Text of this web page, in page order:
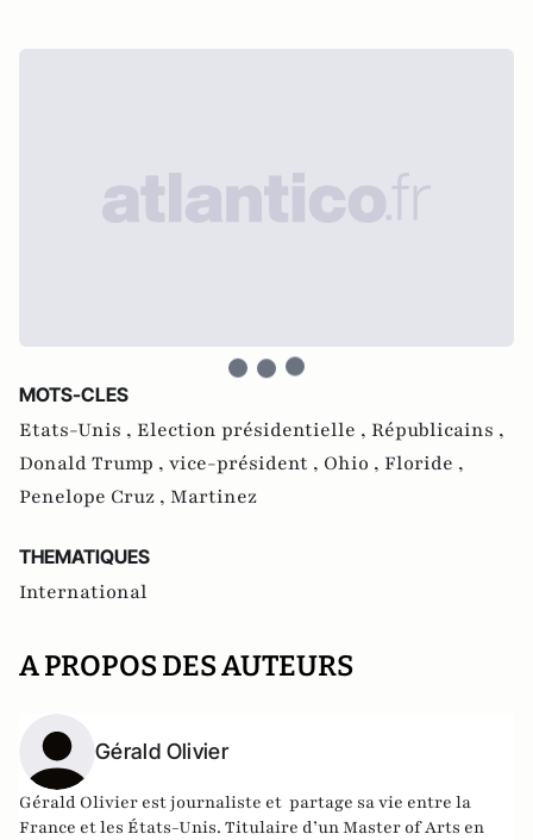
MOTS-CLES
Etats-Unis , Election présidentielle , Républicains ,
Donald Trump , vice-président , Ohio , Floride ,
Penelope Cruz , Martinez
THEMATIQUES
International
A PROPOS DES AUTEURS
Gérald Olivier
Gérald Olivier est journaliste et partage sa vie entre la
France et les États-Unis. Titulaire d’un Master of Arts en